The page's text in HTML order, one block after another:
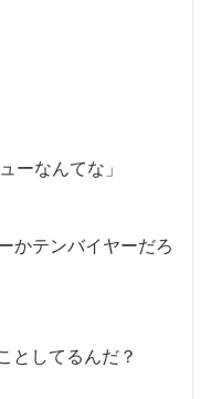
ーなんてな」
かテンバイヤーだろ
としてるんだ？